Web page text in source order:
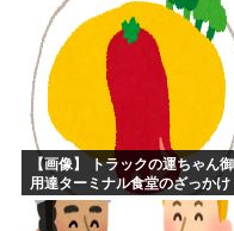
【画像】 トラックの運ちゃん御
用達ターミナル食堂のざっかけ
ないオムライスｗｗｗｗｗｗｗ
ｗｗｗ